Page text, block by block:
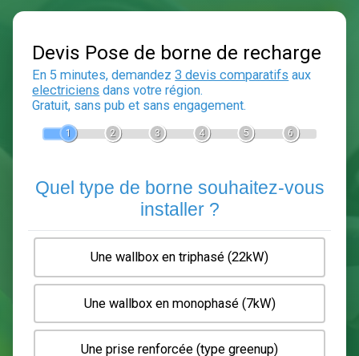
Devis Pose de borne de
En 5 minutes, demandez3 devis comparatifs
Gratuit, sans pub et sans engagement.
2 3 6
Quel type de borne souhaitez-
installer ?